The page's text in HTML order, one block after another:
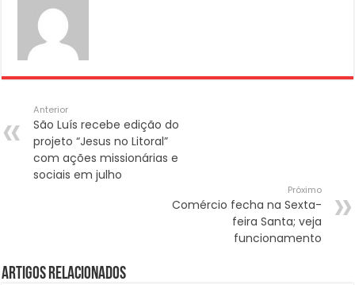
Anterior
São Luís recebe edição do
projeto “Jesus no Litoral”
com ações missionárias e
sociais em julho
Próximo
Comércio fecha na Sexta-
feira Santa; veja
funcionamento
Artigos Relacionados